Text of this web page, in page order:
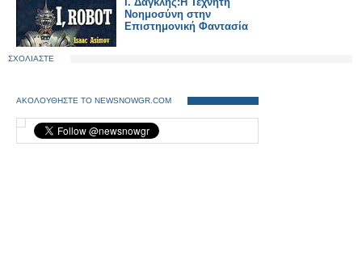
Νοημοσύνη στην
Επιστημονική Φαντασία
ΣΧΟΛΙΑΣΤΕ
ΑΚΟΛΟΥΘΗΣΤΕ ΤΟ NEWSNOWGR.COM